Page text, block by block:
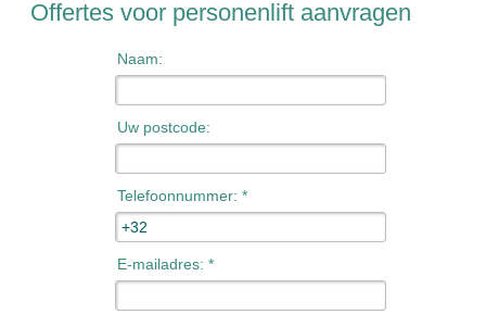
Offertes voor personenlift aanvragen
Naam:
Uw postcode:
Telefoonnummer: *
E-mailadres: *